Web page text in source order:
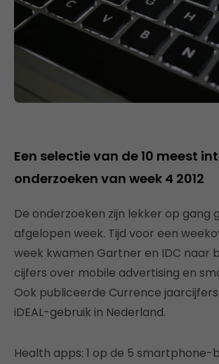
Een selectie van de 10 meest
onderzoeken van week 4 2012
De onderzoeken zijn lekker op gang
afgelopen week. Tijd voor een
week kwamen Gartner en IDC naar
cijfers over mobile advertising en
Ook publiceerde Currence
iDEAL-gebruik in Nederland.
Health apps: 1 op de 5 smartphone-